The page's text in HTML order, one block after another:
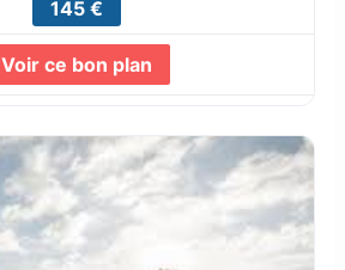
145 €
Voir ce bon plan
Lire la suite...